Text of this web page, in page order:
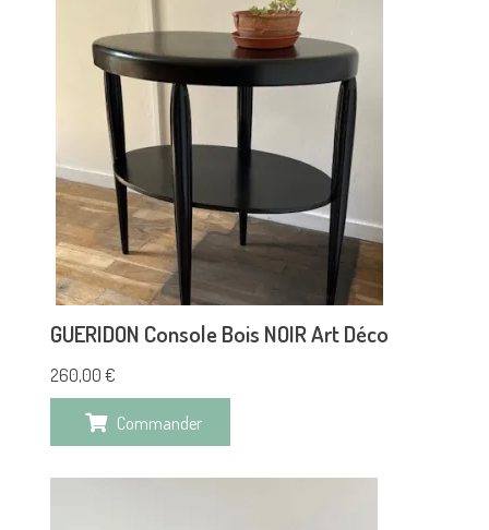
GUERIDON Console Bois NOIR Art Déco
260,00 €
Commander